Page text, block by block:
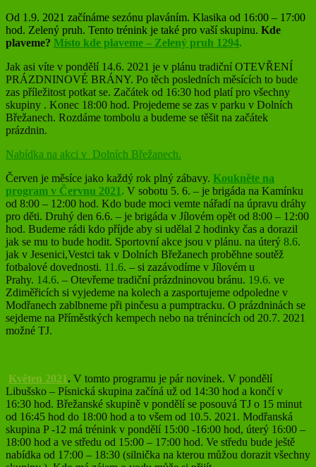
Od 1.9. 2021 začínáme sezónu plaváním. Klasika od 16:00 – 17:00
hod. Zelený pruh. Tento trénink je také pro vaší skupinu. Kde
plaveme? Místo kde plaveme – Zelený pruh 1294.
Jak asi víte v pondělí 14.6. 2021 je v plánu tradiční OTEVŘENÍ
PRÁZDNINOVÉ BRÁNY. Po těch posledních měsících to bude
zas příležitost potkat se. Začátek od 16:30 hod platí pro všechny
skupiny . Konec 18:00 hod. Projedeme se zas v parku v Dolních
Břežanech. Rozdáme tombolu a budeme se těšit na začátek
prázdnin.
Nabídka na akci v Dolních Břežanech.
Červen je měsíce jako každý rok plný zábavy. Koukněte na
program v Červnu 2021. V sobotu 5. 6. – je brigáda na Kamínku
od 8:00 – 12:00 hod. Kdo bude moci vemte nářadí na úpravu dráhy
pro děti. Druhý den 6.6. – je brigáda v Jílovém opět od 8:00 – 12:00
hod. Budeme rádi kdo příjde aby si udělal 2 hodinky čas a dorazil
jak se mu to bude hodit. Sportovní akce jsou v plánu. na úterý 8.6.
jak v Jesenici,Vestci tak v Dolních Břežanech proběhne soutěž
fotbalové dovednosti. 11.6. – si zazávodíme v Jílovém u
Prahy. 14.6. – Otevřeme tradiční prázdninovou bránu. 19.6. ve
Zdiměřicích si vyjedeme na kolech a zasportujeme odpoledne v
Modřanech zablbneme při pinčesu a pumptracku. O prázdninách se
sejdeme na Příměstkých kempech nebo na trénincích od 20.7. 2021
možné TJ.
Květen 2021. V tomto programu je pár novinek. V pondělí
Libušsko – Písnická skupina začíná už od 14:30 hod a končí v
16:30 hod. Břežanské skupině v pondělí se posouvá TJ o 15 minut
od 16:45 hod do 18:00 hod a to všem od 10.5. 2021. Modřanská
skupina P -12 má trénink v pondělí 15:00 -16:00 hod, úterý 16:00 –
18:00 hod a ve středu od 15:00 – 17:00 hod. Ve středu bude ještě
nabídka od 17:00 – 18:30 (silnička na kterou můžou dorazit všechny